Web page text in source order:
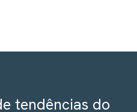
tendências do